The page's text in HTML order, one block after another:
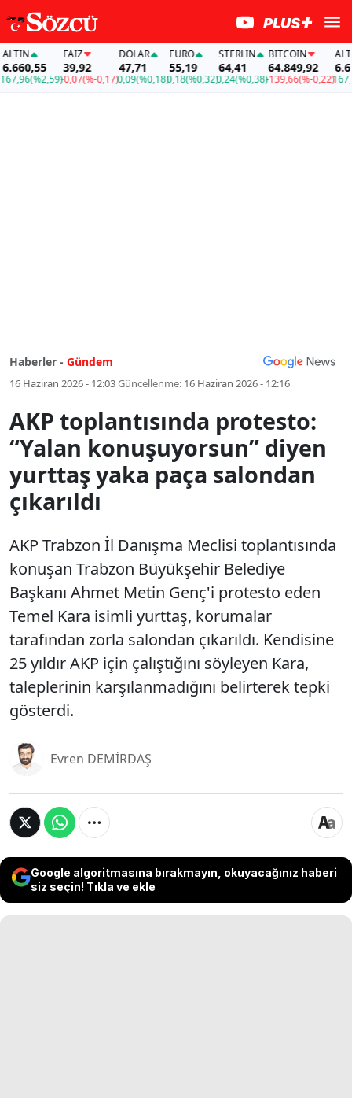
(%2,59)
FAİZ
39,92
-0,07(%-0,17)
DOLAR
47,71
0,09(%0,18)
EURO
55,19
0,18(%0,32)
STERLIN
64,41
0,24(%0,38)
BITCOIN
64.849,92
-139,66(%-0,22)
ALTIN
167,96
Haberler - Gündem
16 Haziran 2026 - 12:03Güncellenme: 16 Haziran 2026 - 12:16
AKP toplantısında protesto:
“Yalan konuşuyorsun” diyen
yurttaş yaka paça salondan
çıkarıldı
AKP Trabzon İl Danışma Meclisi toplantısında
konuşan Trabzon Büyükşehir Belediye
Başkanı Ahmet Metin Genç'i protesto eden
Temel Kara isimli yurttaş, korumalar
tarafından zorla salondan çıkarıldı. Kendisine
25 yıldır AKP için çalıştığını söyleyen Kara,
taleplerinin karşılanmadığını belirterek tepki
gösterdi.
Evren DEMİRDAŞ
Google algoritmasına bırakmayın, okuyacağınız haberi
siz seçin! Tıkla ve ekle